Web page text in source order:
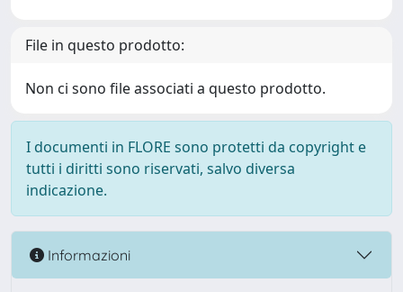
File in questo prodotto:
Non ci sono file associati a questo prodotto.
I documenti in FLORE sono protetti da copyright e
tutti i diritti sono riservati, salvo diversa
indicazione.
Informazioni